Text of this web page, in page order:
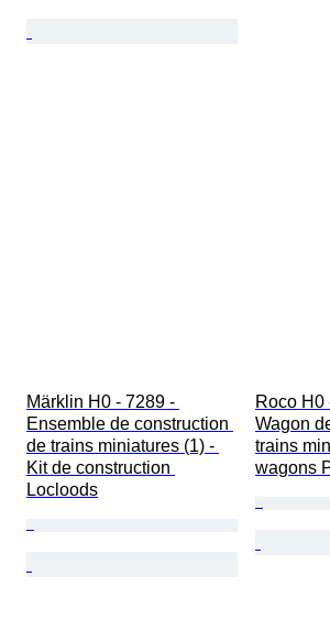
Märklin H0 - 7289 -
Ensemble de construction
de trains miniatures (1) -
Kit de construction
Locloods
Roco H0
Wagon
trains
wagons